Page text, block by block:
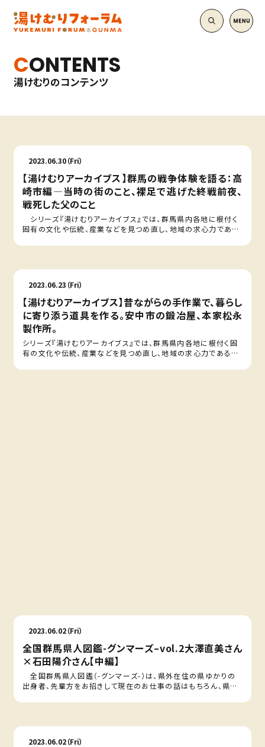
CONTENTS
湯けむりのコンテンツ
2023.06.30（Fri）
【湯けむりアーカイブス】群馬の戦争体験を語る：高
崎市編—当時の街のこと、裸足で逃げた終戦前夜、
戦死した父のこと
シリーズ『湯けむりアーカイブス』では、群馬県内各地に根付く
固有の文化や伝統、産業などを見つめ直し、地域の求心力であ
2023.06.23（Fri）
【湯けむりアーカイブス】昔ながらの手作業で、暮らし
に寄り添う道具を作る。安中市の鍛冶屋、本家松永
製作所。
シリーズ『湯けむりアーカイブス』では、群馬県内各地に根付く固
有の文化や伝統、産業などを見つめ直し、地域の求心力である
内…
2023.06.02（Fri）
全国群馬県人図鑑-グンマーズ–vol.2大澤直美さん
×石田陽介さん【中編】
全国群馬県人図鑑（-グンマーズ-）は、県外在住の県ゆかりの
出身者、先輩方をお招きして現在のお仕事の話はもちろん、県
2023.06.02（Fri）